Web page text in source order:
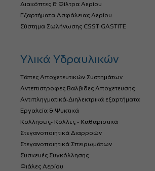
Διακόπτες & Φίλτρα Αερίου
Εξαρτήματα Ασφάλειας Αερίου
Σύστημα Σωλήνωσης CSST GASTITE
Υλικά Υδραυλικών
Τάπες Αποχετευτικών Συστημάτων
Αντεπιστροφες Βαλβιδες Αποχετευσης
Αντιπληγματικά-Διηλεκτρικά εξαρτήματα
Εργαλεία & Ψυκτικά
Κολλήσεις- Κόλλες - Καθαριστικά
Στεγανοποιητικά Διαρροών
Στεγανοποιητικά Σπειρωμάτων
Συσκευές Συγκόλλησης
Φιάλες Αερίου